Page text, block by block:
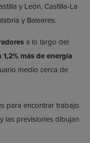
y León, Castilla-La
y Baleares.
a lo largo del
más de energía
medio cerca de
para encontrar trabajo.
las previsiones dibujan